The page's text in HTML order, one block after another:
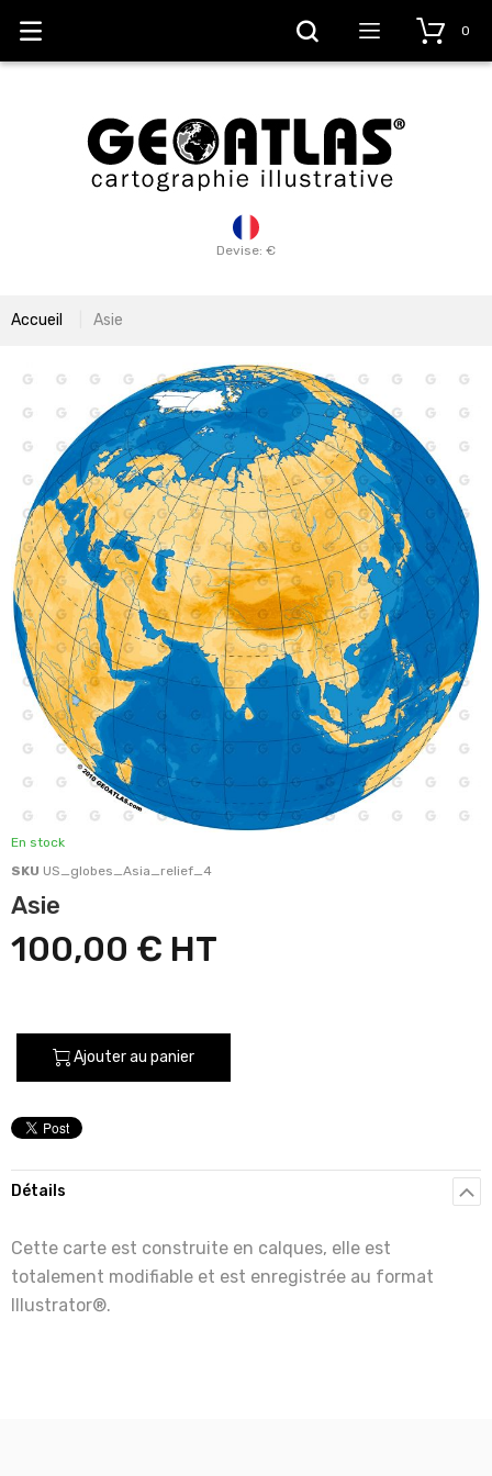
Devise: €
0
Accueil Asie
En stock
SKU US_globes_Asia_relief_4
Asie
100,00 €
Ajouter au panier
Détails
Cette carte est construite en calques, elle est
totalement modifiable et est enregistrée au format
Illustrator®.